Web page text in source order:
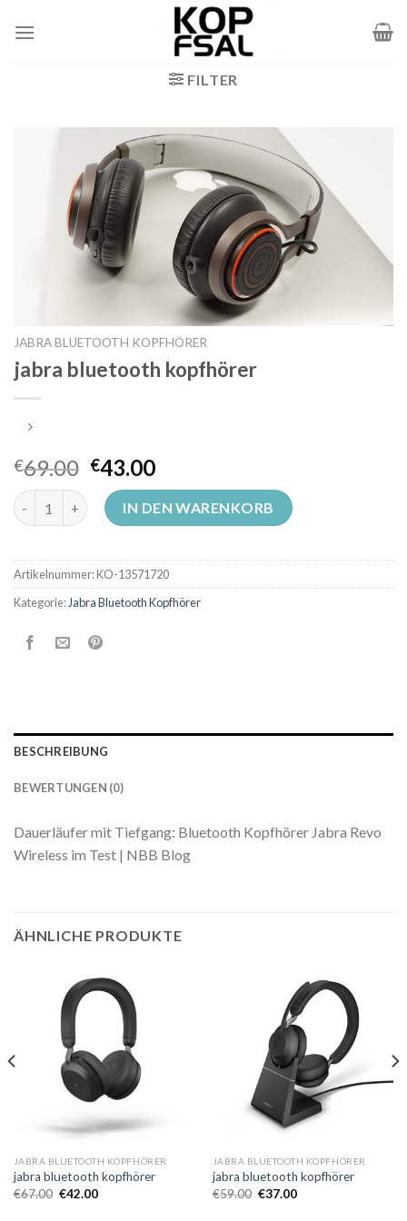
Inhalt
FILTER
JABRA BLUETOOTH KOPFHÖRER
jabra bluetooth kopfhörer
€69.00 €43.00
jabra bluetooth kopfhörer Menge
IN DEN WARENKORB
Artikelnummer:KO-13571720
Kategorie: Jabra Bluetooth Kopfhörer
BESCHREIBUNG
BEWERTUNGEN (0)
Dauerläufer mit Tiefgang: Bluetooth Kopfhörer Jabra Revo
Wireless im Test | NBB Blog
ÄHNLICHE PRODUKTE
JABRA BLUETOOTH KOPFHÖRER
jabra bluetooth kopfhörer
€67.00 €42.00
JABRA BLUETOOTH KOPFHÖRER
jabra bluetooth kopfhörer
€59.00 €37.00